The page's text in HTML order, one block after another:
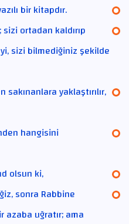
bir kitapdır.
ortadan kaldırıp
sizi bilmediğiniz şekilde
yaklaştırılır,
hangisini
olsun ki,
sonra Rabbine
uğratır; ama